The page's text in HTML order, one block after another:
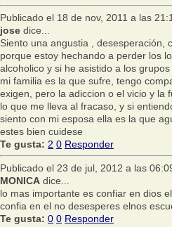
Publicado el 18 de nov, 2011 a las
jose dice...
Siento una angustia , desesperación,
porque estoy hechando a perder los
alcoholico y si he asistido a los
mi familia es la que sufre, tengo
exigen, pero la adiccion o el vicio y la
lo que me lleva al fracaso, y si
siento con mi esposa ella es la que
estes bien cuidese
Te gusta: 2 0 Responder
Publicado el 23 de jul, 2012 a las
MONICA dice...
lo mas importante es confiar en dios
confia en el no desesperes elnos
Te gusta: 0 0 Responder